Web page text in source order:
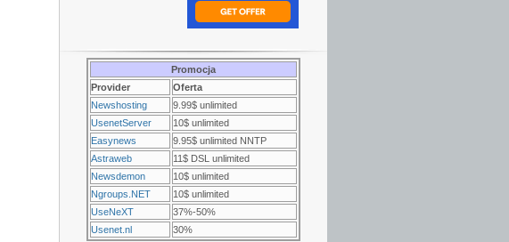
Promocja
Provider
Oferta
Newshosting
9.99$ unlimited
UsenetServer
10$ unlimited
Easynews
9.95$ unlimited NNTP
Astraweb
11$ DSL unlimited
Newsdemon
10$ unlimited
Ngroups.NET
10$ unlimited
UseNeXT
37%-50%
Usenet.nl
30%